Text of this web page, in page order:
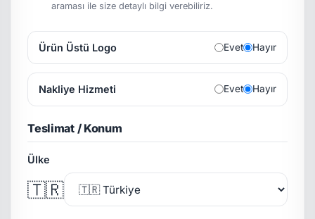
araması ile size detaylı bilgi verebiliriz.
Ürün Üstü Logo Evet Hayır
Nakliye Hizmeti Evet Hayır
Teslimat / Konum
Ülke
🇹🇷